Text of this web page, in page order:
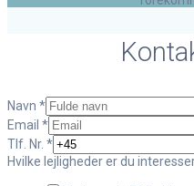
Navn *
Email *
Tlf. Nr. *
Hvilke lejligheder er du